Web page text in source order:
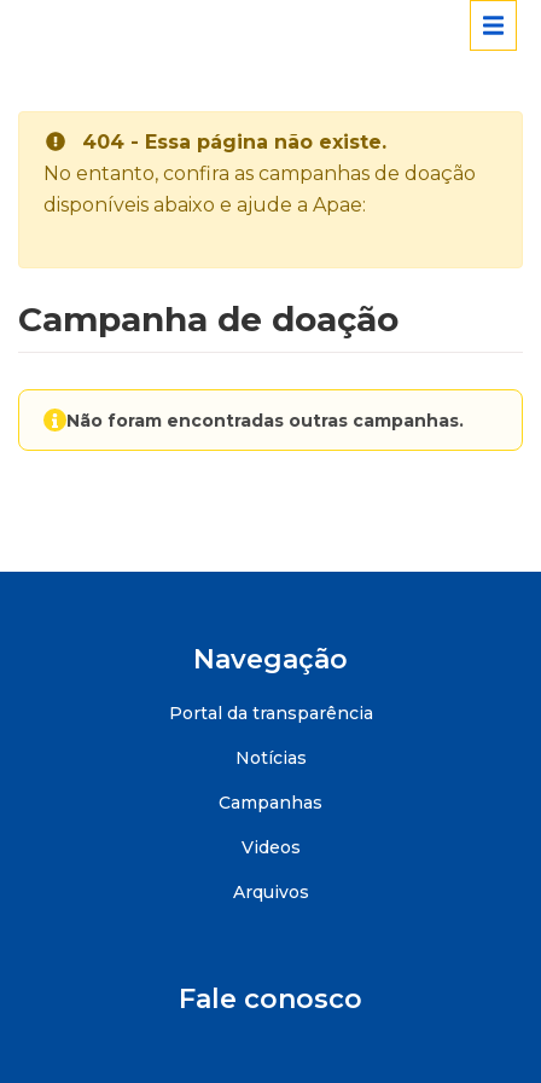
404 - Essa página não existe.
No entanto, confira as campanhas de doação
disponíveis abaixo e ajude a Apae:
Campanha de doação
Não foram encontradas outras campanhas.
Navegação
Portal da transparência
Notícias
Campanhas
Videos
Arquivos
Fale conosco